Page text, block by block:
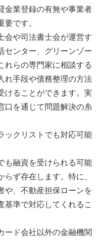
金業登録の有無や事業者
です。
会や司法書士会が運営す
センター、グリーンゾー
れらの専門家に相談する
れ手段や債務整理の方法
けることができます。実
口を通じて問題解決の糸
ックリストでも対応可能
も融資を受けられる可能
ず存在します。特に、
や、不動産担保ローンを
基準で対応してくれるこ
ード会社以外の金融機関